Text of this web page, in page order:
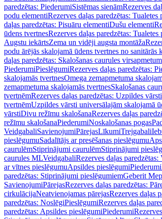
paredzētas: PiederumiSistēmas sienāmRezerves
podu elementiRezerves daļas paredzētas: Tualetes
daļas paredzētas: Pisuāru elementiDušu elementi
ūdens tvertnesRezerves daļas paredzētas:
Augstu iekārtsZema un vidēji augsta montāža
podu ārējās skalojamā ūdens tvertnes no sanitārās
daļas paredzētas: Skalošanas caurules
PiederumiPieslēgumiRezerves daļas paredzētas:
skalojamās tvertnesOmega zemapmetuma
zemapmetuma skalojamās tvertnesSkalošanas
tvertnēmRezerves daļas paredzētas: Uzpildes
tvertnēmUzpildes vārsti universālajām skalojamā
vārstiDivu režīmu skalošanaRezerves daļas
režīmu skalošanaPiederumiNoskalošanas pogas
VeidgabaliSavienojumiPārejasLīkumiTrejgabali
pieslēgumuSadalītājs ar presēšanas pieslēgumu
caurulēmStiprinājumi caurulēmStiprinājumi
caurules MLVeidgabaliRezerves daļas paredzētas:
ar vītnes pieslēgumuApsildes pieslēgumiPiederumi
paredzētas: Stiprinājumi pieslēgumiemGeberit
SavienojumiPārejasRezerves daļas paredzētas:
cirkulācijaNeatvienojamas pārejasRezerves daļas
paredzētas: NoslēgiPieslēgumiRezerves daļas
paredzētas: Apsildes pieslēgumiPiederumi